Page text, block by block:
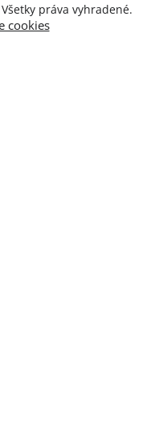
práva vyhradené.
cookies